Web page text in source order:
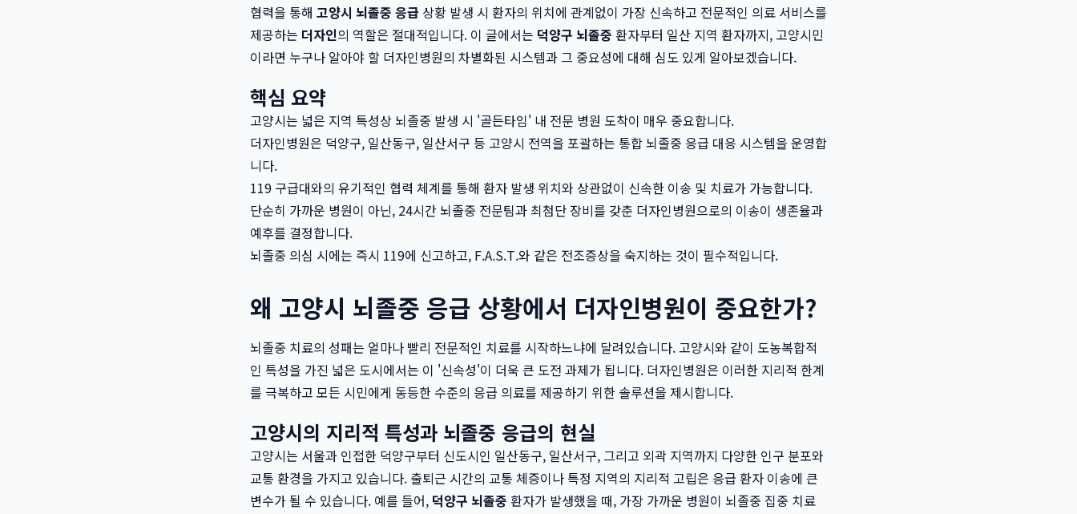
협력을 통해 고양시 뇌졸중 응급 상황 발생 시 환자의 위치에 관계없이 가장 신속하고 전문적인 의료 서비스를
제공하는 더자인의 역할은 절대적입니다. 이 글에서는 덕양구 뇌졸중 환자부터 일산 지역 환자까지, 고양시민
이라면 누구나 알아야 할 더자인병원의 차별화된 시스템과 그 중요성에 대해 심도 있게 알아보겠습니다.
핵심 요약
고양시는 넓은 지역 특성상 뇌졸중 발생 시 '골든타임' 내 전문 병원 도착이 매우 중요합니다.
더자인병원은 덕양구, 일산동구, 일산서구 등 고양시 전역을 포괄하는 통합 뇌졸중 응급 대응 시스템을 운영합
니다.
119 구급대와의 유기적인 협력 체계를 통해 환자 발생 위치와 상관없이 신속한 이송 및 치료가 가능합니다.
단순히 가까운 병원이 아닌, 24시간 뇌졸중 전문팀과 최첨단 장비를 갖춘 더자인병원으로의 이송이 생존율과
예후를 결정합니다.
뇌졸중 의심 시에는 즉시 119에 신고하고, F.A.S.T.와 같은 전조증상을 숙지하는 것이 필수적입니다.
왜 고양시 뇌졸중 응급 상황에서 더자인병원이 중요한가?
뇌졸중 치료의 성패는 얼마나 빨리 전문적인 치료를 시작하느냐에 달려있습니다. 고양시와 같이 도농복합적
인 특성을 가진 넓은 도시에서는 이 '신속성'이 더욱 큰 도전 과제가 됩니다. 더자인병원은 이러한 지리적 한계
를 극복하고 모든 시민에게 동등한 수준의 응급 의료를 제공하기 위한 솔루션을 제시합니다.
고양시의 지리적 특성과 뇌졸중 응급의 현실
고양시는 서울과 인접한 덕양구부터 신도시인 일산동구, 일산서구, 그리고 외곽 지역까지 다양한 인구 분포와
교통 환경을 가지고 있습니다. 출퇴근 시간의 교통 체증이나 특정 지역의 지리적 고립은 응급 환자 이송에 큰
변수가 될 수 있습니다. 예를 들어, 덕양구 뇌졸중 환자가 발생했을 때, 가장 가까운 병원이 뇌졸중 집중 치료